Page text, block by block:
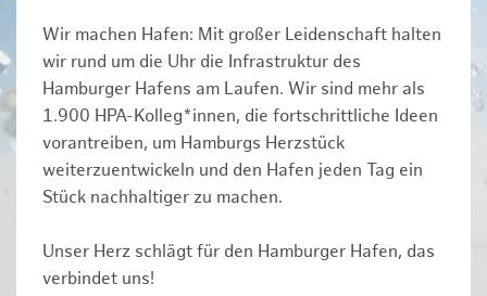
Wir machen Hafen: Mit großer Leidenschaft halten
wir rund um die Uhr die Infrastruktur des
Hamburger Hafens am Laufen. Wir sind mehr als
1.900 HPA-Kolleg*innen, die fortschrittliche Ideen
vorantreiben, um Hamburgs Herzstück
weiterzuentwickeln und den Hafen jeden Tag ein
Stück nachhaltiger zu machen.
Unser Herz schlägt für den Hamburger Hafen, das
verbindet uns!